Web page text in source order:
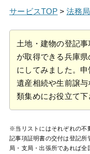
サービスTOP > 法務
土地・建物の登記事
が取得できる兵庫
にしてみました。申
遺産相続や生前譲
類集めにお役立て下
※当リストにはそれぞれの不
記事項証明書の交付は登記所
局・支局・出張所であれば